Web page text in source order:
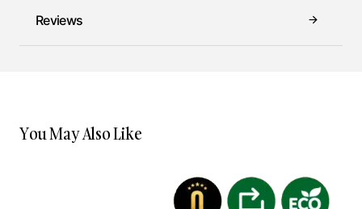
Reviews
You May Also Like